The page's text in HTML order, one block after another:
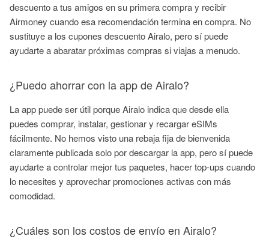
descuento a tus amigos en su primera compra y recibir
Airmoney cuando esa recomendación termina en compra. No
sustituye a los cupones descuento Airalo, pero sí puede
ayudarte a abaratar próximas compras si viajas a menudo.
¿Puedo ahorrar con la app de Airalo?
La app puede ser útil porque Airalo indica que desde ella
puedes comprar, instalar, gestionar y recargar eSIMs
fácilmente. No hemos visto una rebaja fija de bienvenida
claramente publicada solo por descargar la app, pero sí puede
ayudarte a controlar mejor tus paquetes, hacer top-ups cuando
lo necesites y aprovechar promociones activas con más
comodidad.
¿Cuáles son los costos de envío en Airalo?